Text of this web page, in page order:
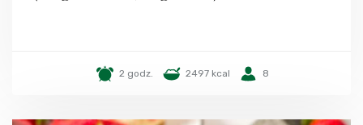
2 godz. 2497 kcal 8